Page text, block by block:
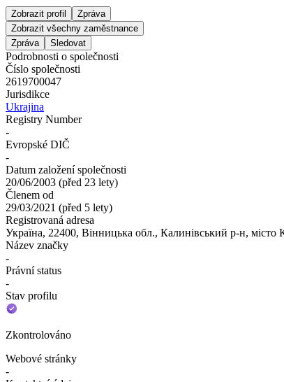
Zobrazit profil
Zpráva
Zobrazit všechny zaměstnance
Zpráva
Sledovat
Podrobnosti o společnosti
Číslo společnosti
2619700047
Jurisdikce
Ukrajina
Registry Number
-
Evropské DIČ
-
Datum založení společnosti
20/06/2003 (před 23 lety)
Členem od
29/03/2021 (před 5 lety)
Registrovaná adresa
Україна, 22400, Вінницька обл., Калинівський р-н,
Název značky
-
Právní status
-
Stav profilu
Zkontrolováno
Webové stránky
-